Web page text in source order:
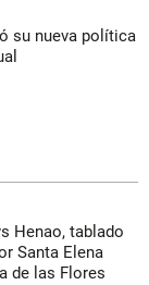
su nueva política
Henao, tablado
Santa Elena
de las Flores